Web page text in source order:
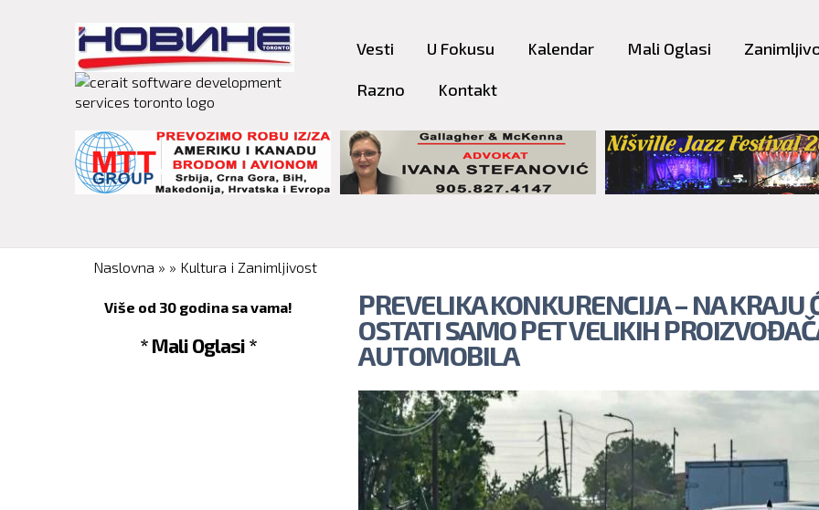
content
Vesti U Fokusu Kalendar Mali Oglasi
Razno Kontakt
You are here
Naslovna » » Kultura i Zanimljivost
Više od 30 godina sa vama!
* Mali Oglasi *
PREVELIKA KONKURENCIJA – NA KRAJU
OSTATI SAMO PET VELIKIH
AUTOMOBILA